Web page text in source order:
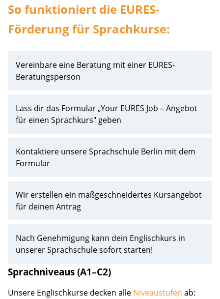
So funktioniert die EURES-
Förderung für Sprachkurse:
Vereinbare eine Beratung mit einer EURES-
Beratungsperson
Lass dir das Formular „Your EURES Job – Angebot
für einen Sprachkurs" geben
Kontaktiere unsere Sprachschule Berlin mit dem
Formular
Wir erstellen ein maßgeschneidertes Kursangebot
für deinen Antrag
Nach Genehmigung kann dein Englischkurs in
unserer Sprachschule sofort starten!
Sprachniveaus (A1–C2)
Unsere Englischkurse decken alle Niveaustufen ab: